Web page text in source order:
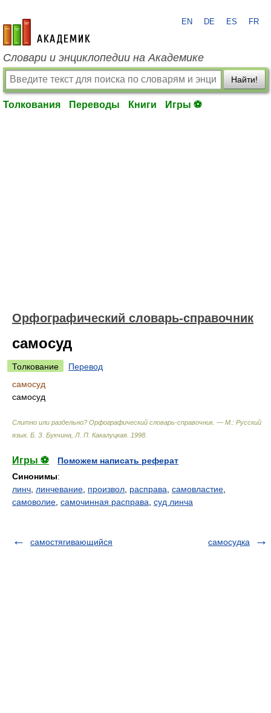
academic.ru
EN DE ES FR
Словари и энциклопедии на Академике
Найти!
Толкования Переводы Книги Игры ⚽
Орфографический словарь-справочник
самосуд
Толкование
Перевод
самосуд
самосуд
Слитно или раздельно? Орфографический словарь-справочник. — М.: Русский
язык. Б. З. Букчина, Л. П. Какалуцкая 1998
Игры ⚽
Поможем написать реферат
Синонимы:
линч линчевание произвол расправа самовластие
самоволие самочинная расправа суд линча
самостягивающийся самосудка